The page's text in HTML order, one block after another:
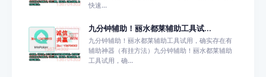
快速...
九分钟辅助！丽水都莱辅助工具试...
九分钟辅助！丽水都莱辅助工具试用，确实存在有
辅助神器（有挂方法）九分钟辅助！丽水都莱辅助
工具试用，确...